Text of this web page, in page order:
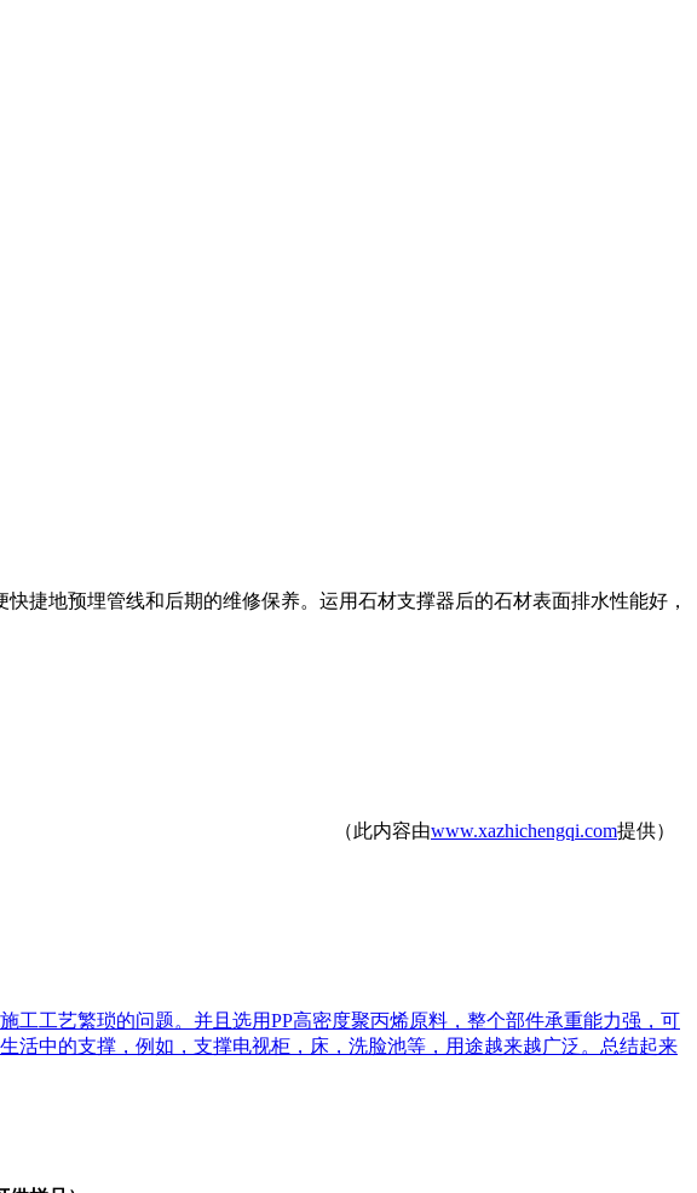
捷地预埋管线和后期的维修保养。运用石材支撑器后的石材表面排水性能好，
（此内容由www.xazhichengqi.com提供）
工艺繁琐的问题。并且选用PP高密度聚丙烯原料，整个部件承重能力强，可
活中的支撑，例如，支撑电视柜，床，洗脸池等，用途越来越广泛。总结起来